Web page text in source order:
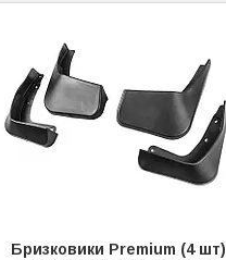
Бризковики Premium (4 шт)